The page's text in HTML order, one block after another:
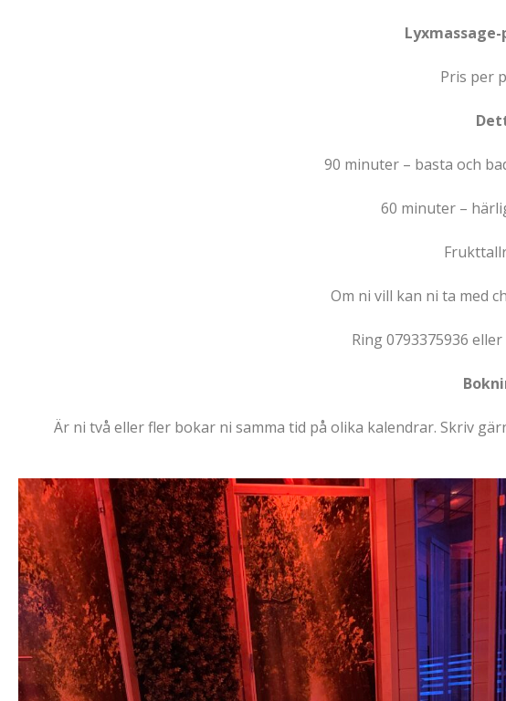
Pris per
90 minuter – basta och
60 minuter –
Om ni vill kan ni ta med
Ring 0793375936
Är ni två eller fler bokar ni samma tid på olika kalendrar. Skriv